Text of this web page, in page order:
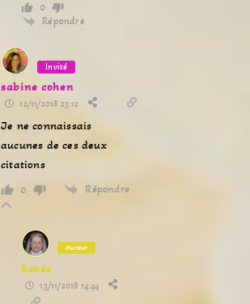
0
Répondre
Invité
sabine cohen
12/11/2018 23:12
Je ne connaissais
aucunes de ces deux
citations
0 Répondre
Auteur
Renée
13/11/2018 14:44